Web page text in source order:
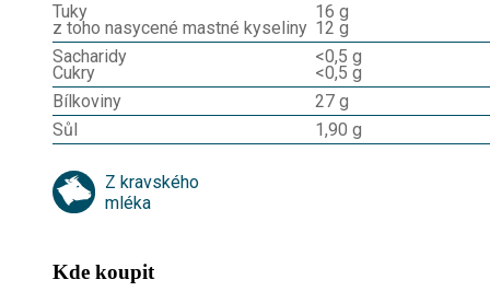
Tuky
16 g
z toho nasycené mastné kyseliny 12 g
Sacharidy
<0,5 g
Cukry
<0,5 g
Bílkoviny
27 g
Sůl
1,90 g
Z kravského
mléka
Kde koupit